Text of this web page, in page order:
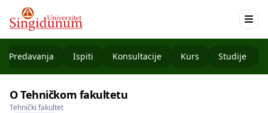
Predavanja Ispiti Konsultacije Kurs Studije
O Tehničkom fakultetu
Tehnički fakultet